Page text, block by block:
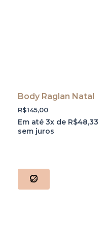
Body Raglan Natal
R$145,00
Em até 3x de R$48,33
sem juros